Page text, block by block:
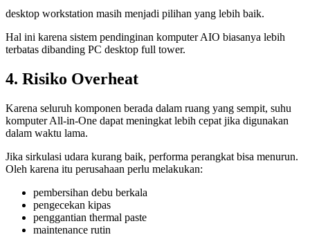
desktop workstation masih menjadi pilihan yang lebih baik.
Hal ini karena sistem pendinginan komputer AIO biasanya lebih
terbatas dibanding PC desktop full tower.
4. Risiko Overheat
Karena seluruh komponen berada dalam ruang yang sempit, suhu
komputer All-in-One dapat meningkat lebih cepat jika digunakan
dalam waktu lama.
Jika sirkulasi udara kurang baik, performa perangkat bisa menurun.
Oleh karena itu perusahaan perlu melakukan:
pembersihan debu berkala
pengecekan kipas
penggantian thermal paste
maintenance rutin